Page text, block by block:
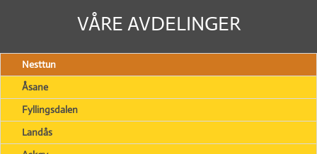
VÅRE AVDELINGER
Nesttun
Åsane
Fyllingsdalen
Landås